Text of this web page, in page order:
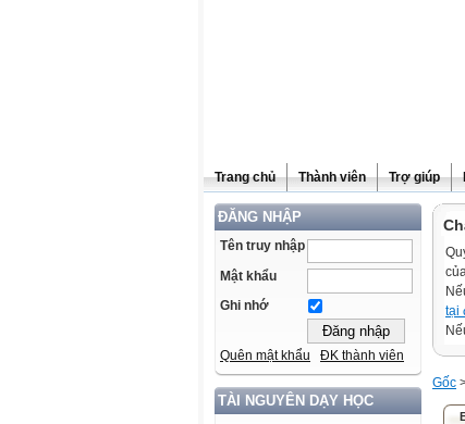
Trang chủ Thành viên Trợ giúp
ĐĂNG NHẬP
Tên truy nhập
Mật khẩu
Ghi nhớ
Quên mật khẩu ĐK thành viên
TÀI NGUYÊN DẠY HỌC
tại
Gốc